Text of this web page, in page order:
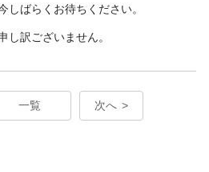
しばらくお待ちください。
し訳ございません。
一覧 次へ